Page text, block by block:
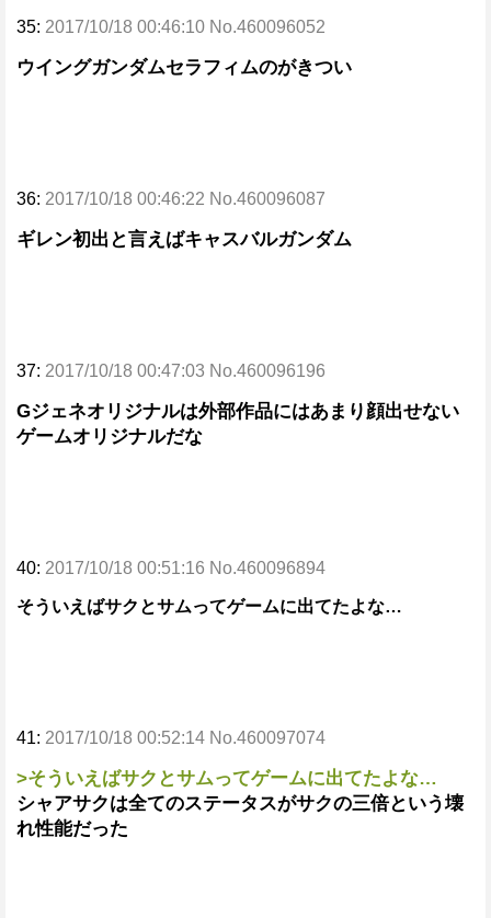
35: 2017/10/18 00:46:10 No.460096052
ウイングガンダムセラフィムのがきつい
36: 2017/10/18 00:46:22 No.460096087
ギレン初出と言えばキャスバルガンダム
37: 2017/10/18 00:47:03 No.460096196
Gジェネオリジナルは外部作品にはあまり顔出せない
ゲームオリジナルだな
40: 2017/10/18 00:51:16 No.460096894
そういえばサクとサムってゲームに出てたよな…
41: 2017/10/18 00:52:14 No.460097074
>そういえばサクとサムってゲームに出てたよな…
シャアサクは全てのステータスがサクの三倍という壊
れ性能だった